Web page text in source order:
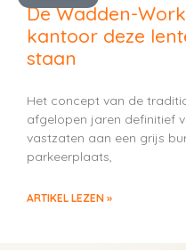
De Wadden-
kantoor deze
staan
Het concept van de
afgelopen jaren definitief
vastzaten aan een grijs
parkeerplaats,
ARTIKEL LEZEN »